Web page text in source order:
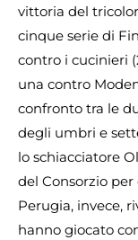
vittoria del
cinque serie di
contro i cucinieri
una contro
confronto tra le
degli umbri e
lo schiacciatore
del Consorzio per
Perugia, invece,
hanno giocato